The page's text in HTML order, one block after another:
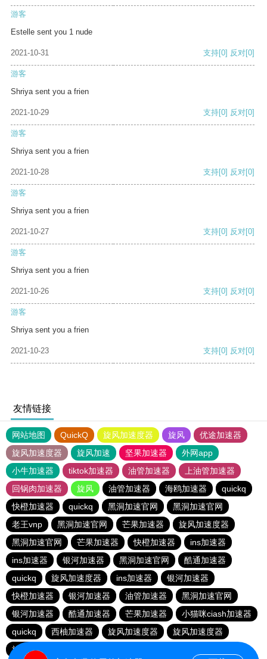
游客
Estelle sent you 1 nude
2021-10-31 支持[0] 反对[0]
游客
Shriya sent you a frien
2021-10-29 支持[0] 反对[0]
游客
Shriya sent you a frien
2021-10-28 支持[0] 反对[0]
游客
Shriya sent you a frien
2021-10-27 支持[0] 反对[0]
游客
Shriya sent you a frien
2021-10-26 支持[0] 反对[0]
游客
Shriya sent you a frien
2021-10-23 支持[0] 反对[0]
友情链接
网站地图 QuickQ 旋风加速度器 旋风
优途加速器
旋风加速度器
旋风加速 坚果加速器
外网app
小牛加速器
tiktok加速器 油管加速器
上油管加速器
回锅肉加速器
旋风 油管加速器 海鸥加速器
quickq
快橙加速器
quickq 黑洞加速官网
黑洞加速官网
老王vnp
黑洞加速官网 芒果加速器
旋风加速度器
黑洞加速官网
芒果加速器 快橙加速器
ins加速器
ins加速器
银河加速器 黑洞加速官网
酷通加速器
quickq
旋风加速度器 ins加速器
银河加速器
快橙加速器
银河加速器 油管加速器
黑洞加速官网
银河加速器
酷通加速器 芒果加速器
小猫咪ciash加速器
quickq
西柚加速器 旋风加速度器
旋风加速度器
旋风加速度器